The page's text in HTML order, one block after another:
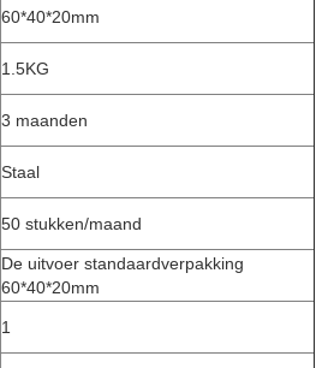
60*40*20mm
1.5KG
3 maanden
Staal
50 stukken/maand
De uitvoer standaardverpakking
60*40*20mm
1